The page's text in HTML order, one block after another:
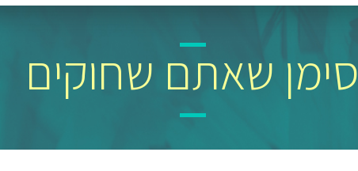
סימן שאתם שחוקים